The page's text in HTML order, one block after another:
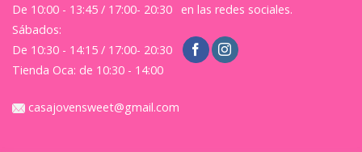
De 10:00 - 13:45 / 17:00- 20:30
Sábados:
De 10:30 - 14:15 / 17:00- 20:30
Tienda Oca: de 10:30 - 14:00
en las redes sociales.
casajovensweet@gmail.com